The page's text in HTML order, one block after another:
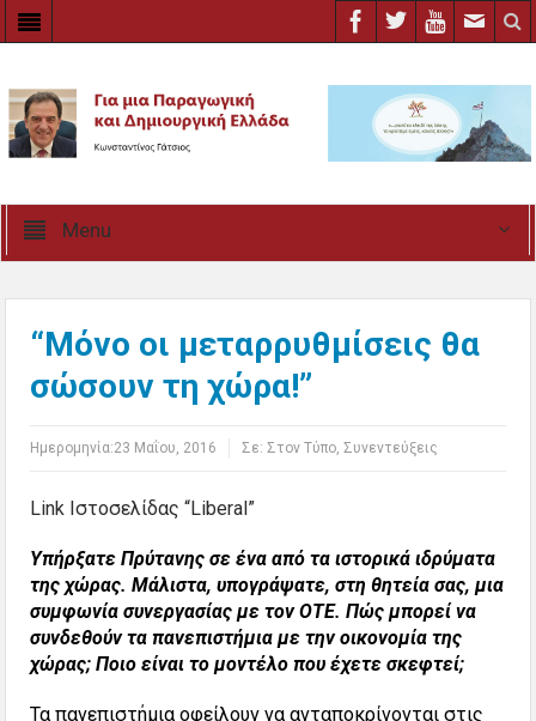
Menu
“Μόνο οι μεταρρυθμίσεις θα
σώσουν τη χώρα!”
Ημερομηνία:23 Μαΐου, 2016 Σε:Στον Τύπο,Συνεντεύξεις
Link Ιστοσελίδας “Liberal”
Υπήρξατε Πρύτανης σε ένα από τα ιστορικά ιδρύματα
της χώρας. Μάλιστα, υπογράψατε, στη θητεία σας, μια
συμφωνία συνεργασίας με τον ΟΤΕ. Πώς μπορεί να
συνδεθούν τα πανεπιστήμια με την οικονομία της
χώρας; Ποιο είναι το μοντέλο που έχετε σκεφτεί;
Τα πανεπιστήμια οφείλουν να ανταποκρίνονται στις